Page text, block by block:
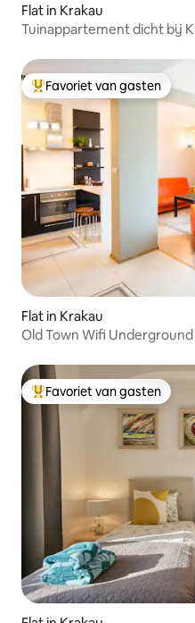
Flat in Krakau
Topfavoriet van gasten
Favoriet van gasten
Flat in Krakau
Old Town Wifi Underground
Topfavoriet van gasten
Favoriet van gasten